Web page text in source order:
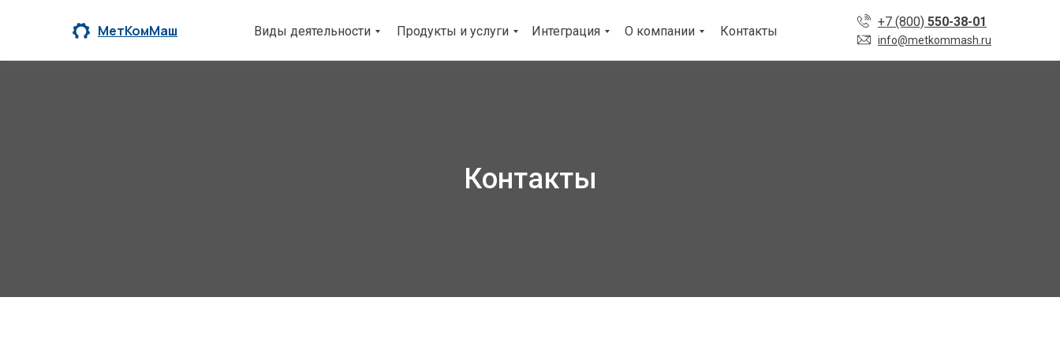
info@metkommash.ru
+7 (800) 550-38-01
МетКомМаш Виды деятельности Продукты и услуги Интеграция О компании Контакты
Контакты